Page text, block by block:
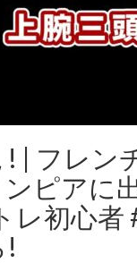
! | フレ
ピアに
レ初心
!